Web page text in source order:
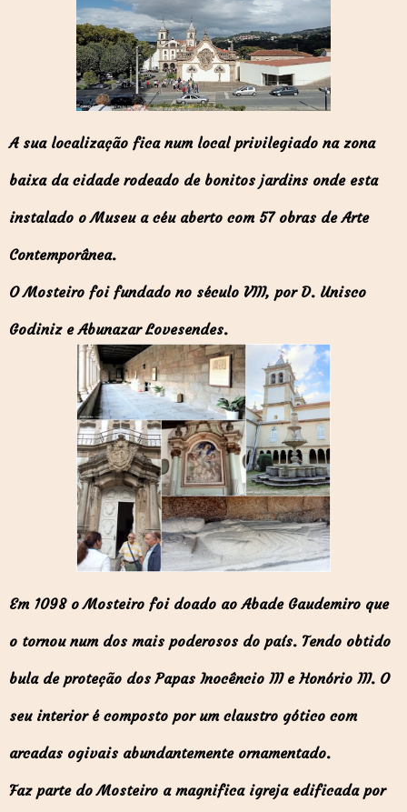
A sua localização fica num local privilegiado na zona
baixa da cidade rodeado de bonitos jardins onde esta
instalado o Museu a céu aberto com 57 obras de Arte
Contemporânea.
O Mosteiro foi fundado no século VIII, por D. Unisco
Godiniz e Abunazar Lovesendes.
Em 1098 o Mosteiro foi doado ao Abade Gaudemiro que
o tornou num dos mais poderosos do país. Tendo obtido
bula de proteção dos Papas Inocêncio III e Honório III. O
seu interior é composto por um claustro gótico com
arcadas ogivais abundantemente ornamentado.
Faz parte do Mosteiro a magnifica igreja edificada por